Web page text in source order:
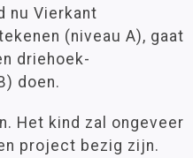
nu Vierkant
(niveau A), gaat
driehoek-
doen.
Het kind zal ongeveer
project bezig zijn.